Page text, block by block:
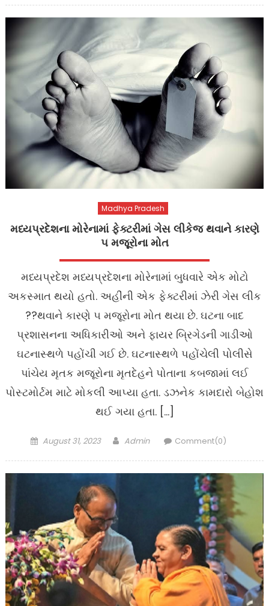
Madhya Pradesh
મધ્યપ્રદેશના મોરેનામાં ફેક્ટરીમાં ગેસ લીકેજ થવાને કારણે
૫ મજૂરોના મોત
મધ્યપ્રદેશ મધ્યપ્રદેશના મોરેનામાં બુધવારે એક મોટો
અકસ્માત થયો હતો. અહીંની એક ફેક્ટરીમાં ઝેરી ગેસ લીક
??થવાને કારણે ૫ મજૂરોના મોત થયા છે. ઘટના બાદ
પ્રશાસનના અધિકારીઓ અને ફાયર બ્રિગેડની ગાડીઓ
ઘટનાસ્થળે પહોંચી ગઈ છે. ઘટનાસ્થળે પહોંચેલી પોલીસે
પાંચેય મૃતક મજૂરોના મૃતદેહને પોતાના કબજામાં લઈ
પોસ્ટમોર્ટમ માટે મોકલી આપ્યા હતા. ડઝનેક કામદારો બેહોશ
થઈ ગયા હતા. […]
Posted
August 31, 2023 Author
Admin Comment(0)